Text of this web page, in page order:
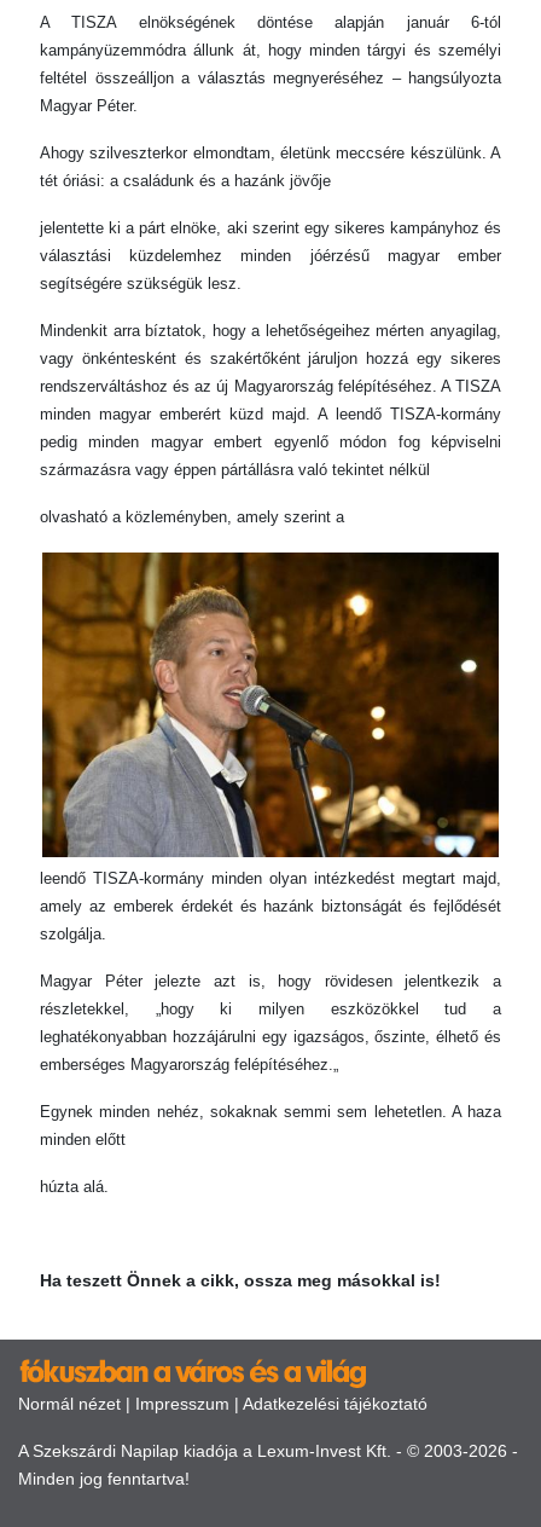
A TISZA elnökségének döntése alapján január 6-tól
kampányüzemmódra állunk át, hogy minden tárgyi és személyi
feltétel összeálljon a választás megnyeréséhez – hangsúlyozta
Magyar Péter.
Ahogy szilveszterkor elmondtam, életünk meccsére készülünk. A
tét óriási: a családunk és a hazánk jövője
jelentette ki a párt elnöke, aki szerint egy sikeres kampányhoz és
választási küzdelemhez minden jóérzésű magyar ember
segítségére szükségük lesz.
Mindenkit arra bíztatok, hogy a lehetőségeihez mérten anyagilag,
vagy önkéntesként és szakértőként járuljon hozzá egy sikeres
rendszerváltáshoz és az új Magyarország felépítéséhez. A TISZA
minden magyar emberért küzd majd. A leendő TISZA-kormány
pedig minden magyar embert egyenlő módon fog képviselni
származásra vagy éppen pártállásra való tekintet nélkül
olvasható a közleményben, amely szerint a
leendő TISZA-kormány minden olyan intézkedést megtart majd,
amely az emberek érdekét és hazánk biztonságát és fejlődését
szolgálja.
Magyar Péter jelezte azt is, hogy rövidesen jelentkezik a
részletekkel, „hogy ki milyen eszközökkel tud a
leghatékonyabban hozzájárulni egy igazságos, őszinte, élhető és
emberséges Magyarország felépítéséhez.„
Egynek minden nehéz, sokaknak semmi sem lehetetlen. A haza
minden előtt
húzta alá.
Ha teszett Önnek a cikk, ossza meg másokkal is!
Normál nézet | Impresszum | Adatkezelési tájékoztató
A Szekszárdi Napilap kiadója a Lexum-Invest Kft. - © 2003-2026 -
Minden jog fenntartva!